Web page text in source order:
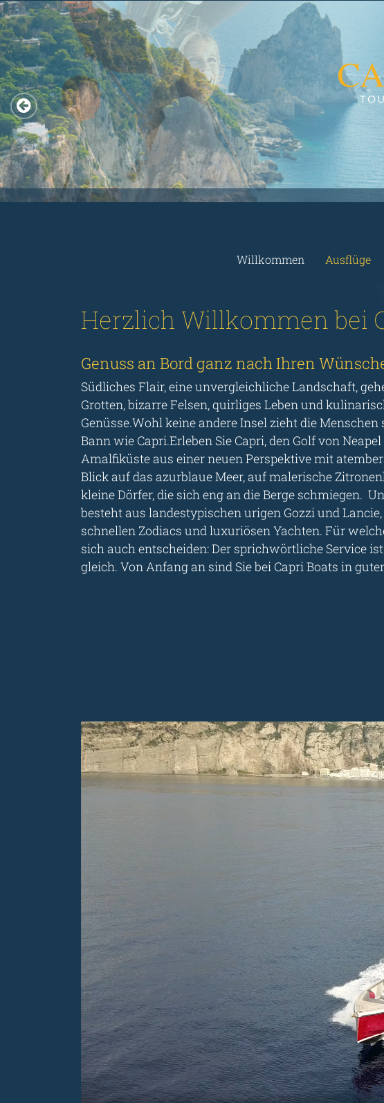
Willkommen Ausflüge
Herzlich Willkommen bei
Genuss an Bord ganz nach Ihren
Südliches Flair, eine unvergleichliche Landschaft,
Grotten, bizarre Felsen, quirliges Leben und
Genüsse.Wohl keine andere Insel zieht die Menschen
Bann wie Capri.Erleben Sie Capri, den Golf von
Amalfiküste aus einer neuen Perspektive mit
Blick auf das azurblaue Meer, auf malerische
kleine Dörfer, die sich eng an die Berge schmiegen.
besteht aus landestypischen urigen Gozzi und
schnellen Zodiacs und luxuriösen Yachten. Für
sich auch entscheiden: Der sprichwörtliche Service
gleich. Von Anfang an sind Sie bei Capri Boats in